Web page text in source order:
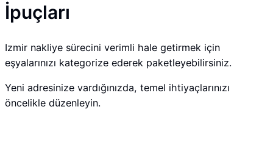
İpuçları
Izmir nakliye sürecini verimli hale getirmek için
eşyalarınızı kategorize ederek paketleyebilirsiniz.
Yeni adresinize vardığınızda, temel ihtiyaçlarınızı
öncelikle düzenleyin.